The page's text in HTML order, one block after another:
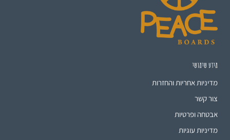
מידע שימושי
מדיניות אחריות והחזרות
צור קשר
אבטחה ופרטיות
מדיניות עוגיות